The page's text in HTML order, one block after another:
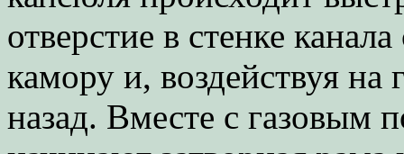
отверстие в стенке
камору и, воздействуя
назад. Вместе с газовым